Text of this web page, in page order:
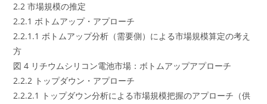
2.2 市場規模の推定
2.2.1 ボトムアップ・アプローチ
2.2.1.1 ボトムアップ分析（需要側）による市場規模算定の考え
方
図 4 リチウムシリコン電池市場：ボトムアップアプローチ
2.2.2 トップダウン・アプローチ
2.2.2.1 トップダウン分析による市場規模把握のアプローチ（供